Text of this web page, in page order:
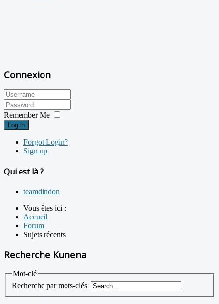
Connexion
Remember Me
Log in
Forgot Login?
Sign up
Qui est là ?
teamdindon
Vous êtes ici :
Accueil
Forum
Sujets récents
Recherche Kunena
Mot-clé
Recherche par mots-clés: